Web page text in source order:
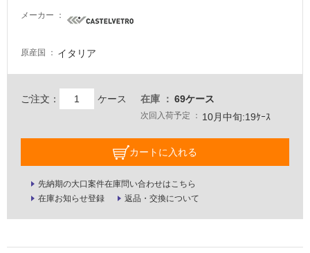
メーカー
原産国 イタリア
ご注文： ケース 在庫 69ケース
次回入荷予定 10月中旬:19ｹｰｽ
カートに入れる
先納期の大口案件在庫問い合わせはこちら
在庫お知らせ登録
返品・交換について
い
い
内
屋
壁・